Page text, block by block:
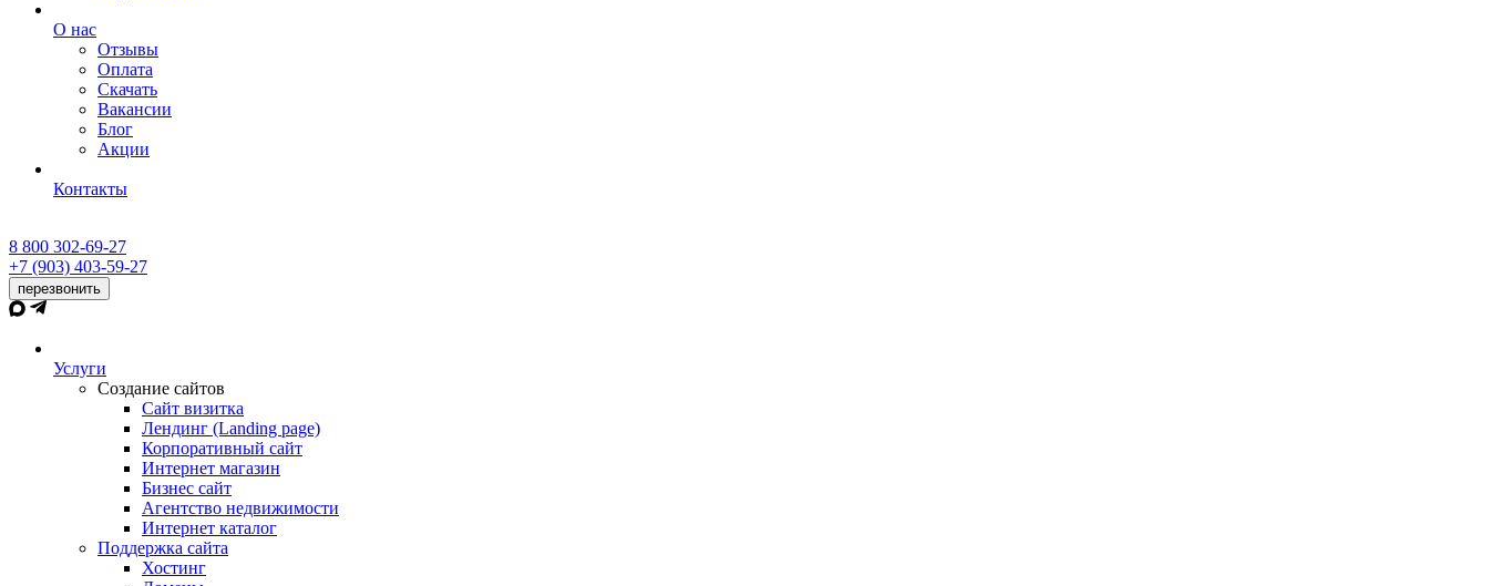
О нас
Отзывы
Оплата
Скачать
Вакансии
Блог
Акции
Контакты
8 800 302-69-27
+7 (903) 403-59-27
перезвонить
Услуги
Создание сайтов
Сайт визитка
Лендинг (Landing page)
Корпоративный сайт
Интернет магазин
Бизнес сайт
Агентство недвижимости
Интернет каталог
Поддержка сайта
Хостинг